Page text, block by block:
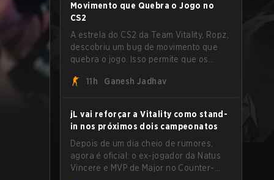
Movimento que Quebra o Jogo no
CS2
A estrela do CS2 da Team Vitality, Ropz,
descobriu um bug de movimento que
quebra o jogo. Isso permite que os
extremas explorando o sistema subtick.
11h Ganesh Jadhav
jL vai reforçar a Vitality como stand-
in nos próximos dois campeonatos
Depois de um dia cheio de rumores,
agora é oficial: o ex-jogador da Natus
Vincere e MVP de Major no Counter-